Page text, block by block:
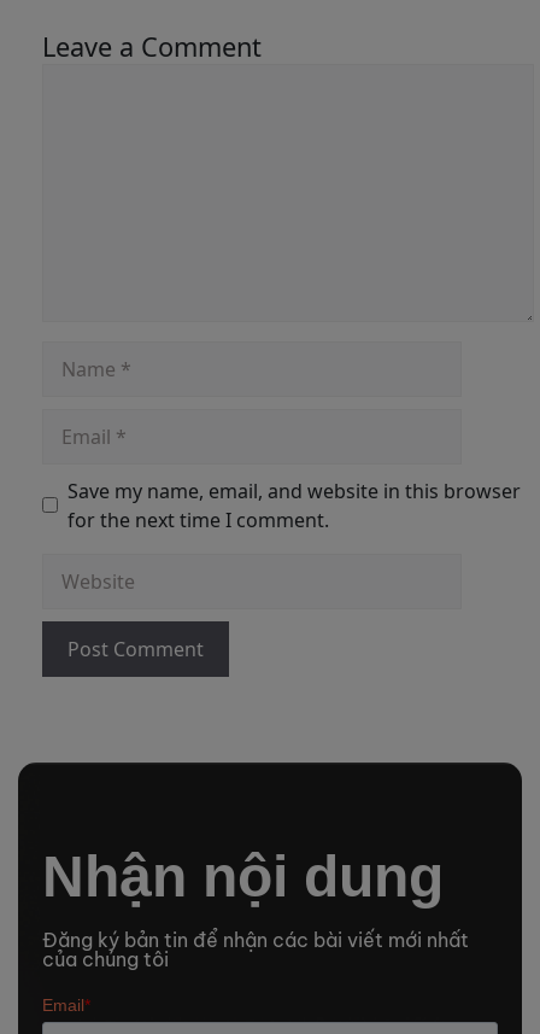
Leave a Comment
Save my name, email, and website in this browser
for the next time I comment.
Nhận nội dung
Đăng ký bản tin để nhận các bài viết mới nhất
của chúng tôi